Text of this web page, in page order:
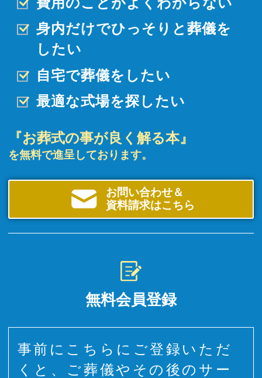
身内だけでひっそりと 葬儀を
したい
自宅で葬儀をしたい
最適な式場を探したい
『お葬式の事が良く解る本』
を無料で進呈しております。
お問い合わせ＆
資料請求はこちら
無料会員登録
事前にこちらにご登録いただ
くと、ご葬儀やその後のサー